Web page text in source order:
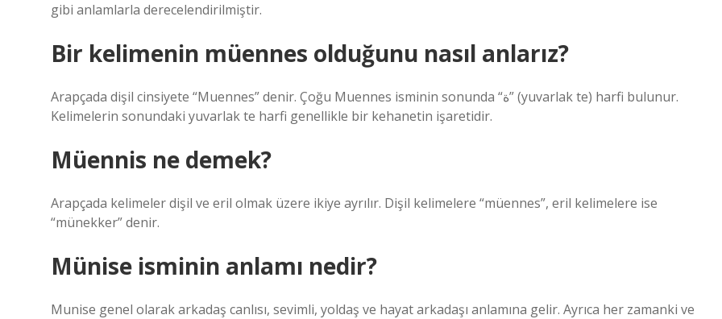
gibi anlamlarla derecelendirilmiştir.
Bir kelimenin müennes olduğunu nasıl anlarız?
Arapçada dişil cinsiyete “Muennes” denir. Çoğu Muennes isminin sonunda “ة” (yuvarlak te) harfi bulunur.
Kelimelerin sonundaki yuvarlak te harfi genellikle bir kehanetin işaretidir.
Müennis ne demek?
Arapçada kelimeler dişil ve eril olmak üzere ikiye ayrılır. Dişil kelimelere “müennes”, eril kelimelere ise
“münekker” denir.
Münise isminin anlamı nedir?
Munise genel olarak arkadaş canlısı, sevimli, yoldaş ve hayat arkadaşı anlamına gelir. Ayrıca her zamanki ve